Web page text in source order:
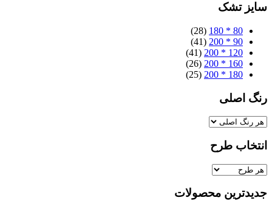
سایز تشک
80 * 180
(28)
90 * 200
(41)
120 * 200
(41)
160 * 200
(26)
180 * 200
(25)
رنگ اصلی
انتخاب طرح
جدیدترین محصولات